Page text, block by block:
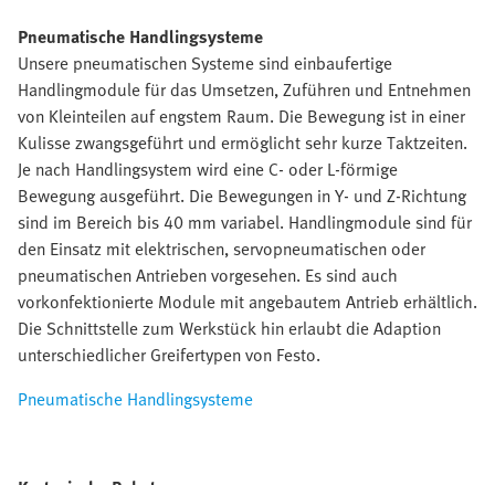
Pneumatische Handlingsysteme
Unsere pneumatischen Systeme sind einbaufertige
Handlingmodule für das Umsetzen, Zuführen und Entnehmen
von Kleinteilen auf engstem Raum. Die Bewegung ist in einer
Kulisse zwangsgeführt und ermöglicht sehr kurze Taktzeiten.
Je nach Handlingsystem wird eine C- oder L-förmige
Bewegung ausgeführt. Die Bewegungen in Y- und Z-Richtung
sind im Bereich bis 40 mm variabel. Handlingmodule sind für
den Einsatz mit elektrischen, servopneumatischen oder
pneumatischen Antrieben vorgesehen. Es sind auch
vorkonfektionierte Module mit angebautem Antrieb erhältlich.
Die Schnittstelle zum Werkstück hin erlaubt die Adaption
unterschiedlicher Greifertypen von Festo.
Pneumatische Handlingsysteme